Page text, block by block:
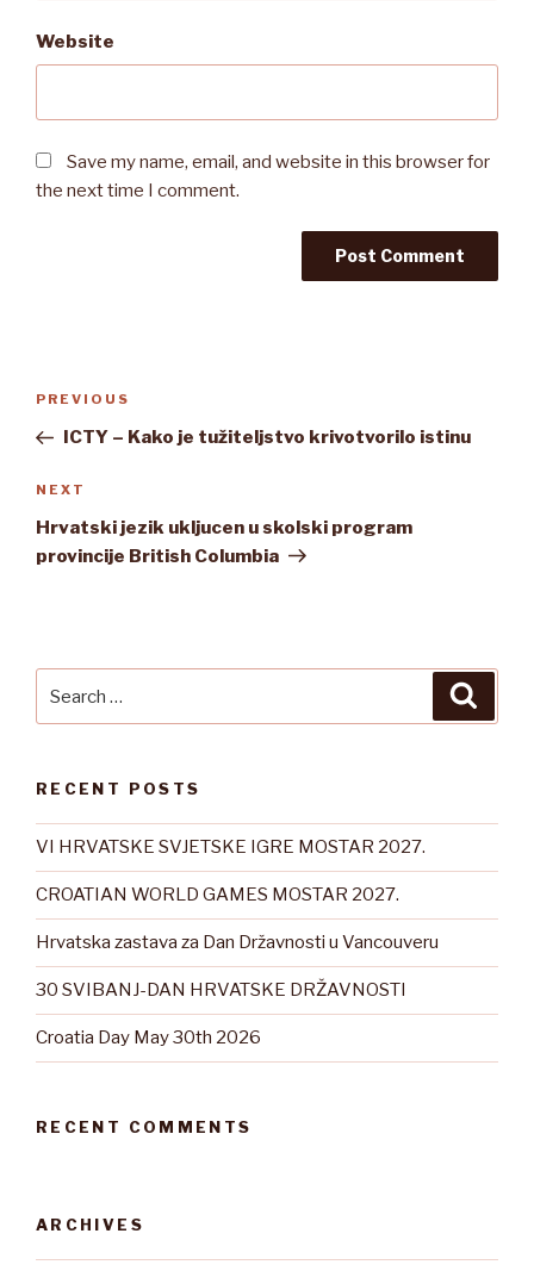
Website
Save my name, email, and website in this browser for
the next time I comment.
Previous
Post
PREVIOUS
ICTY – Kako je tužiteljstvo krivotvorilo istinu
Next
Post
NEXT
Hrvatski jezik ukljucen u skolski program
provincije British Columbia
for:
RECENT POSTS
VI HRVATSKE SVJETSKE IGRE MOSTAR 2027.
CROATIAN WORLD GAMES MOSTAR 2027.
Hrvatska zastava za Dan Državnosti u Vancouveru
30 SVIBANJ-DAN HRVATSKE DRŽAVNOSTI
Croatia Day May 30th 2026
RECENT COMMENTS
ARCHIVES